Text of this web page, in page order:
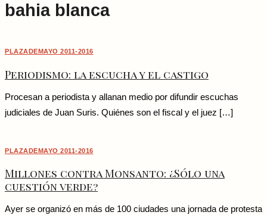
bahia blanca
PLAZADEMAYO 2011-2016
Periodismo: la escucha y el castigo
Procesan a periodista y allanan medio por difundir escuchas
judiciales de Juan Suris. Quiénes son el fiscal y el juez […]
PLAZADEMAYO 2011-2016
Millones contra Monsanto: ¿Sólo una
cuestión verde?
Ayer se organizó en más de 100 ciudades una jornada de protesta